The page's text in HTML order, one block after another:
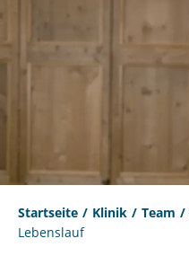
Startseite Klinik Team
Lebenslauf